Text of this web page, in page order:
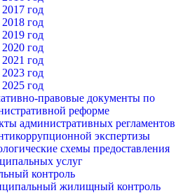
2017 год
2018 год
2019 год
2020 год
2021 год
2023 год
2025 год
правовые документы по
реформе
административных регламентов
экспертизы
схемы предоставления
услуг
контроль
жилищный контроль